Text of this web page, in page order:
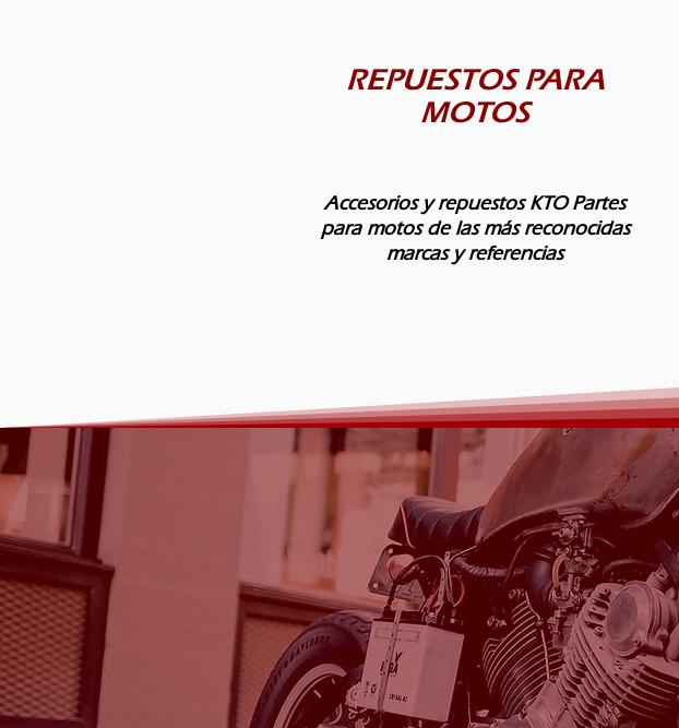
REPUESTOS PARA
MOTOS
Accesorios y repuestos KTO Partes
para motos de las más reconocidas
marcas y referencias